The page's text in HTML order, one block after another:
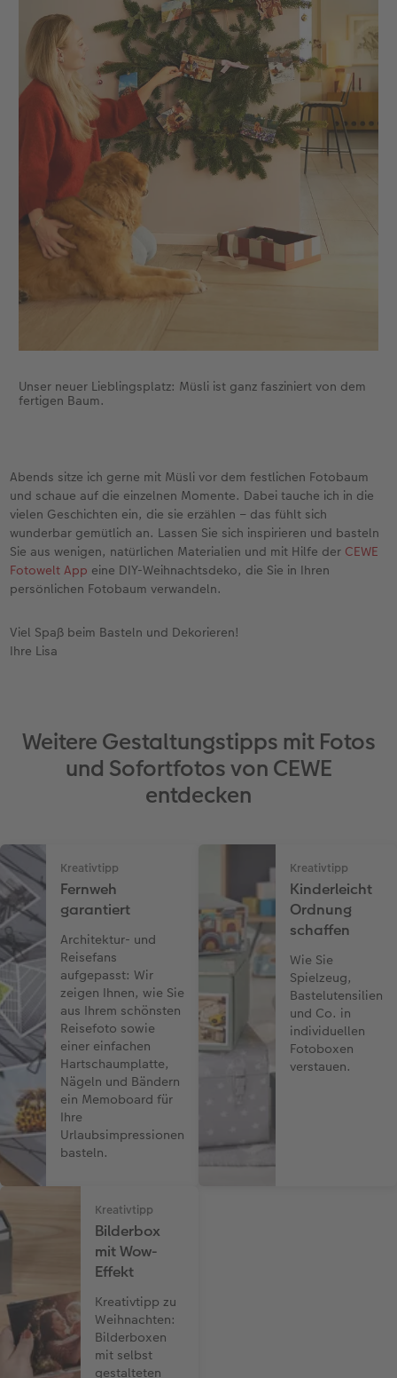
Unser neuer Lieblingsplatz: Müsli ist ganz fasziniert von dem
fertigen Baum.
Abends sitze ich gerne mit Müsli vor dem festlichen Fotobaum
und schaue auf die einzelnen Momente. Dabei tauche ich in die
vielen Geschichten ein, die sie erzählen – das fühlt sich
wunderbar gemütlich an. Lassen Sie sich inspirieren und basteln
Sie aus wenigen, natürlichen Materialien und mit Hilfe der CEWE
Fotowelt App eine DIY-Weihnachtsdeko, die Sie in Ihren
persönlichen Fotobaum verwandeln.
Viel Spaß beim Basteln und Dekorieren!
Ihre Lisa
Weitere Gestaltungstipps mit Fotos
und Sofortfotos von CEWE
entdecken
Kreativtipp
Fernweh
garantiert
Architektur- und
Reisefans
aufgepasst: Wir
zeigen Ihnen, wie Sie
aus Ihrem schönsten
Reisefoto sowie
einer einfachen
Hartschaumplatte,
Nägeln und Bändern
ein Memoboard für
Ihre
Urlaubsimpressionen
basteln.
Kreativtipp
Kinderleicht
Ordnung
schaffen
Wie Sie
Spielzeug,
Bastelutensilien
und Co. in
individuellen
Fotoboxen
verstauen.
Kreativtipp
Bilderbox
mit Wow-
Effekt
Kreativtipp zu
Weihnachten:
Bilderboxen
mit selbst
gestalteten